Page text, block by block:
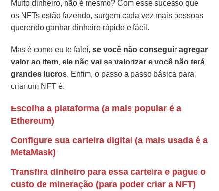
Muito dinheiro, não é mesmo? Com esse sucesso que
os NFTs estão fazendo, surgem cada vez mais pessoas
querendo ganhar dinheiro rápido e fácil.
Mas é como eu te falei,se você não conseguir agregar
valor ao item, ele não vai se valorizar e você não terá
grandes lucros. Enfim, o passo a passo básica para
criar um NFT é:
Escolha a plataforma (a mais popular é a
Ethereum)
Configure sua carteira digital (a mais usada é a
MetaMask)
Transfira dinheiro para essa carteira e pague o
custo de mineração (para poder criar a NFT)